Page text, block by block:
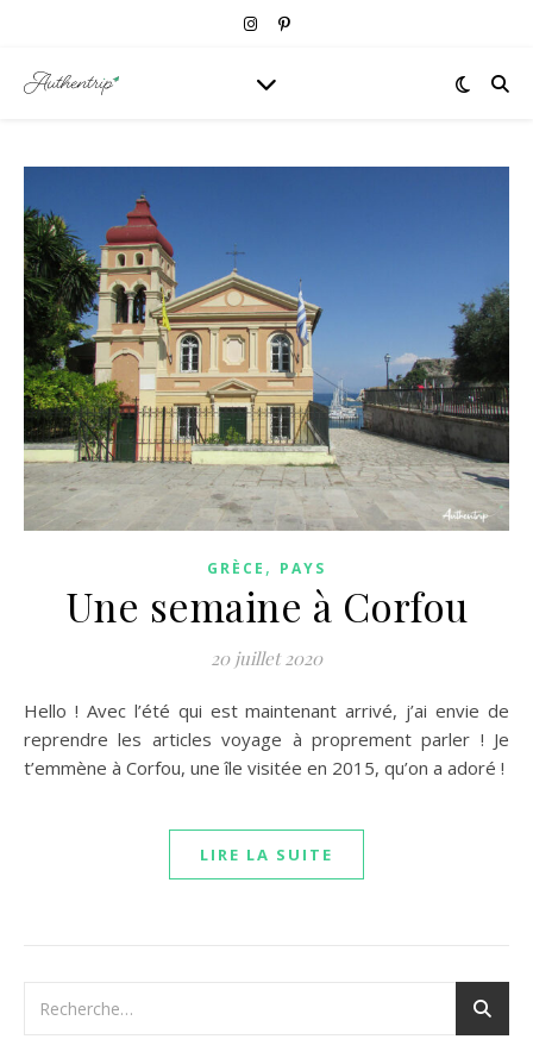
GRÈCE , PAYS
Une semaine à Corfou
20 juillet 2020
Hello ! Avec l’été qui est maintenant arrivé, j’ai envie de
reprendre les articles voyage à proprement parler ! Je
t’emmène à Corfou, une île visitée en 2015, qu’on a adoré !
LIRE LA SUITE